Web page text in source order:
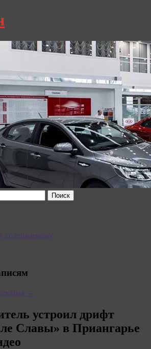
содержимому
→
устроил дрифт
Славы» в Приангарье